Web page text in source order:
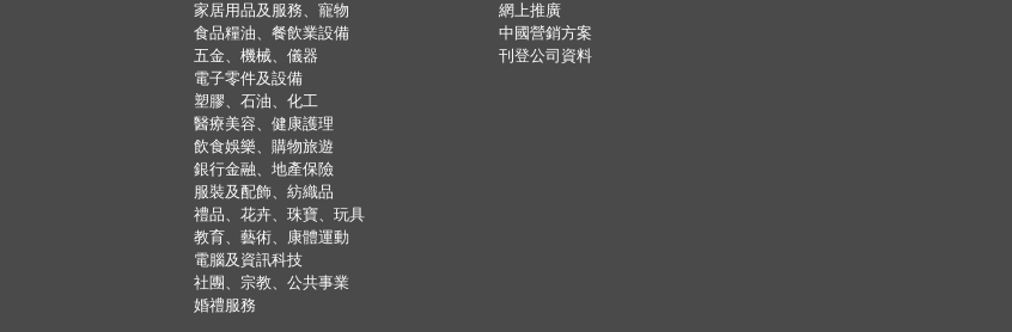
家居用品及服務、寵物
食品糧油、餐飲業設備
五金、機械、儀器
電子零件及設備
塑膠、石油、化工
醫療美容、健康護理
飲食娛樂、購物旅遊
銀行金融、地產保險
服裝及配飾、紡織品
禮品、花卉、珠寶、玩具
教育、藝術、康體運動
電腦及資訊科技
社團、宗教、公共事業
婚禮服務
網上推廣
中國營銷方案
刊登公司資料